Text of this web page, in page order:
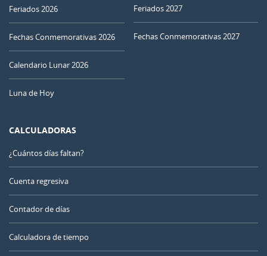
Feriados 2026
Fechas Conmemorativas 2026
Calendario Lunar 2026
Luna de Hoy
Feriados 2027
Fechas Conmemorativas 2027
CALCULADORAS
¿Cuántos días faltan?
Cuenta regresiva
Contador de días
Calculadora de tiempo